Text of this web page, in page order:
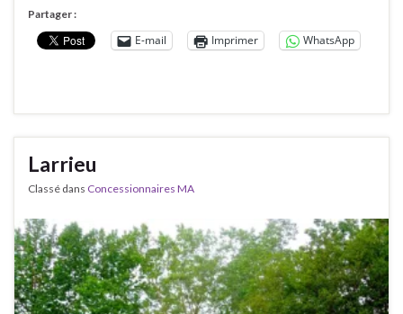
Partager :
E-mail Imprimer WhatsApp
Larrieu
Classé dans Concessionnaires MA